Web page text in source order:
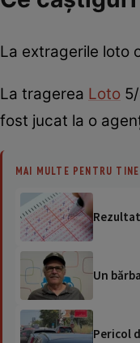
La extragerile loto
La tragerea Loto
fost jucat la o
MAI MULTE PENTRU TINE
Un
Pericol